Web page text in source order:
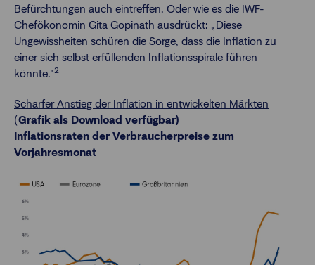
Befürchtungen auch eintreffen. Oder wie es die IWF-
Chefökonomin Gita Gopinath ausdrückt: „Diese
Ungewissheiten schüren die Sorge, dass die Inflation zu
einer sich selbst erfüllenden Inflationsspirale führen
könnte."2
Scharfer Anstieg der Inflation in entwickelten Märkten
(Grafik als Download verfügbar)
Inflationsraten der Verbraucherpreise zum
Vorjahresmonat